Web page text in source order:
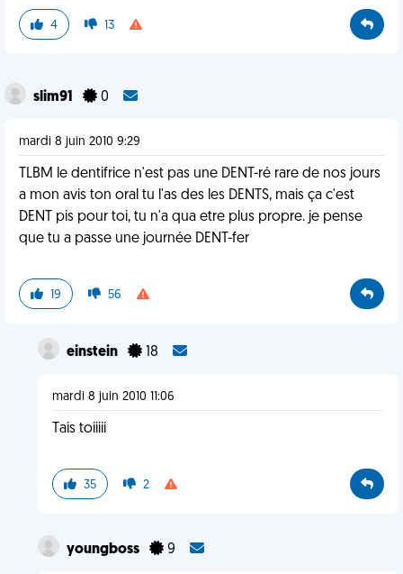
4 13
slim91 0
mardi 8 juin 2010 9:29
TLBM le dentifrice n'est pas une DENT-ré rare de nos jours
a mon avis ton oral tu l'as des les DENTS, mais ça c'est
DENT pis pour toi, tu n'a qua etre plus propre. je pense
que tu a passe une journée DENT-fer
19 56
einstein 18
mardi 8 juin 2010 11:06
Tais toiiiii
35 2
youngboss 9